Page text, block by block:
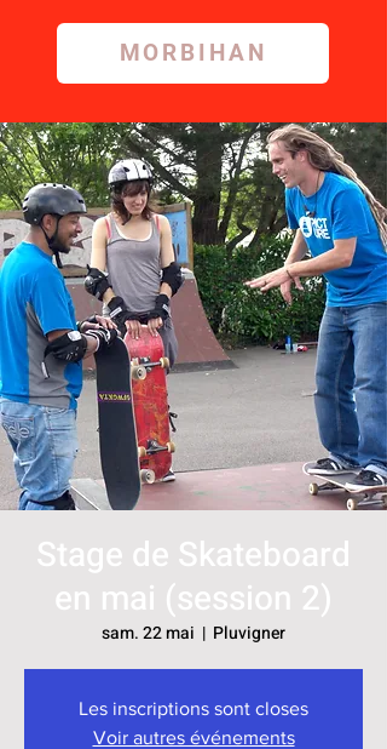
MORBIHAN
Stage de Skateboard
en mai (session 2)
sam. 22 mai
  |
Pluvigner
Les inscriptions sont closes
Voir autres événements